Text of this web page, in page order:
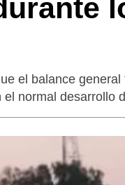
el balance general
normal desarrollo